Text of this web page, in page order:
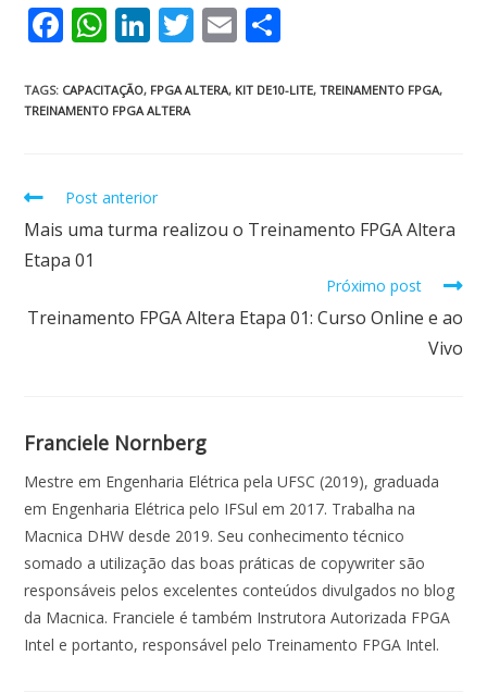
F
e
b
o
k
W
at
s
p
p
Li
k
e
n
T
itt
E
ai ar
TAGS: CAPACITAÇÃO, FPGA ALTERA, KIT DE10-LITE, TREINAMENTO FPGA,
TREINAMENTO FPGA ALTERA
Post anterior
Mais uma turma realizou o Treinamento FPGA Altera
Etapa 01
Próximo post
Treinamento FPGA Altera Etapa 01: Curso Online e ao
Vivo
Franciele Nornberg
Mestre em Engenharia Elétrica pela UFSC (2019), graduada
em Engenharia Elétrica pelo IFSul em 2017. Trabalha na
Macnica DHW desde 2019. Seu conhecimento técnico
somado a utilização das boas práticas de copywriter são
responsáveis pelos excelentes conteúdos divulgados no blog
da Macnica. Franciele é também Instrutora Autorizada FPGA
Intel e portanto, responsável pelo Treinamento FPGA Intel.